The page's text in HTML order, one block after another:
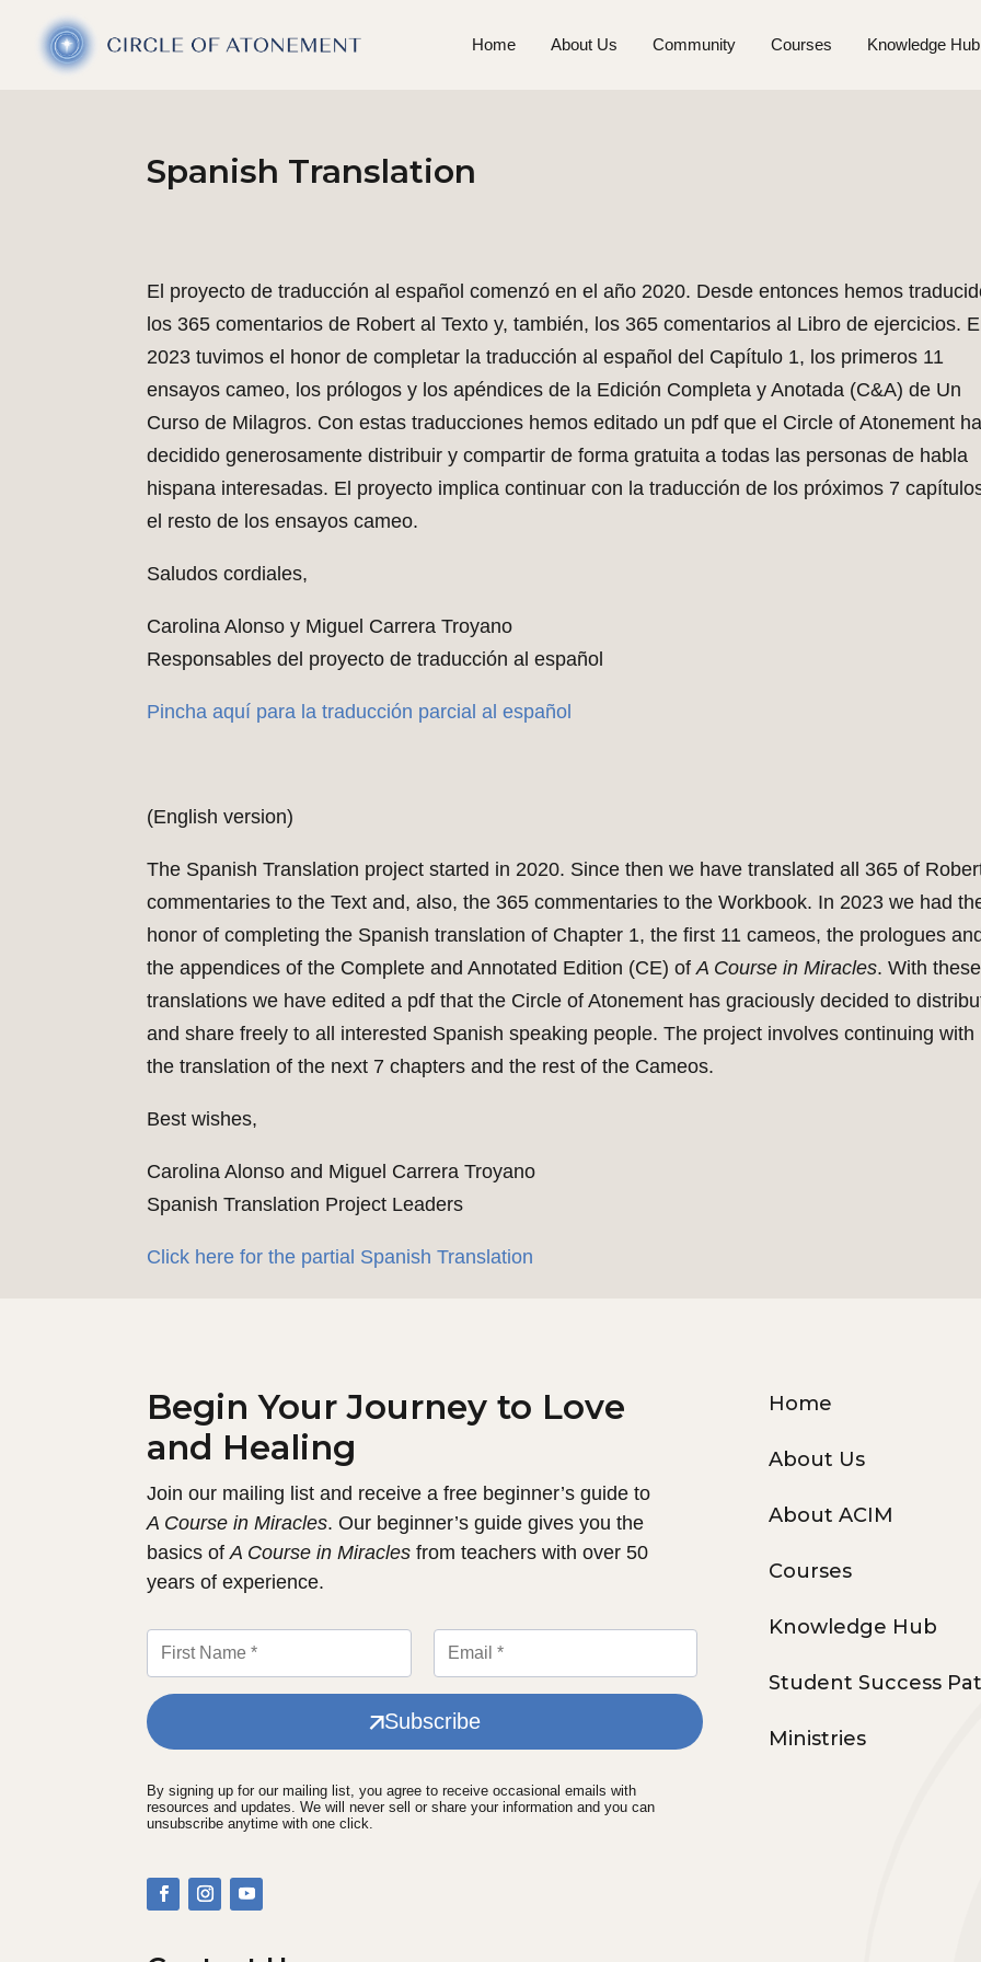
Home About Us Community Courses Knowledge Hub
Spanish Translation
El proyecto de traducción al español comenzó en el año 2020. Desde entonces hemos
los 365 comentarios de Robert al Texto y, también, los 365 comentarios al Libro de ejercicios.
2023 tuvimos el honor de completar la traducción al español del Capítulo 1, los primeros 11
ensayos cameo, los prólogos y los apéndices de la Edición Completa y Anotada (C&A) de Un
Curso de Milagros. Con estas traducciones hemos editado un pdf que el Circle of Atonement ha
decidido generosamente distribuir y compartir de forma gratuita a todas las personas de habla
hispana interesadas. El proyecto implica continuar con la traducción de los próximos 7
el resto de los ensayos cameo.
Saludos cordiales,
Carolina Alonso y Miguel Carrera Troyano
Responsables del proyecto de traducción al español
Pincha aquí para la traducción parcial al español
(English version)
The Spanish Translation project started in 2020. Since then we have translated all 365 of
commentaries to the Text and, also, the 365 commentaries to the Workbook. In 2023 we had
honor of completing the Spanish translation of Chapter 1, the first 11 cameos, the prologues and
the appendices of the Complete and Annotated Edition (CE) ofA Course in Miracles. With these
translations we have edited a pdf that the Circle of Atonement has graciously decided to
and share freely to all interested Spanish speaking people. The project involves continuing with
the translation of the next 7 chapters and the rest of the Cameos.
Best wishes,
Carolina Alonso and Miguel Carrera Troyano
Spanish Translation Project Leaders
Click here for the partial Spanish Translation
Begin Your Journey to Love
and Healing
Join our mailing list and receive a free beginner’s guide to
A Course in Miracles. Our beginner’s guide gives you the
basics ofA Course in Miracles from teachers with over 50
years of experience.
Subscribe
By signing up for our mailing list, you agree to receive occasional emails with
resources and updates. We will never sell or share your information and you can
unsubscribe anytime with one click.
Home
About Us
About ACIM
Courses
Knowledge Hub
Student Success
Ministries